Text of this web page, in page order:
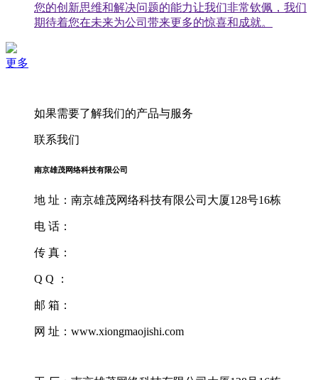
您的创新思维和解决问题的能力让我们非常钦佩，我们
期待着您在未来为公司带来更多的惊喜和成就。
更多
如果需要了解我们的产品与服务
联系我们
南京雄茂网络科技有限公司
地 址：南京雄茂网络科技有限公司大厦128号16栋
电 话：
传 真：
Q Q ：
邮 箱：
网 址：www.xiongmaojishi.com